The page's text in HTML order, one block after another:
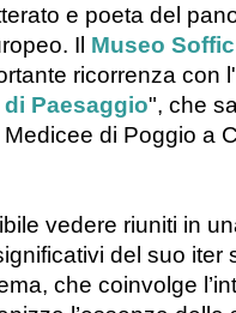
e poeta del
Il Museo
ricorrenza con
Paesaggio", che
di Poggio a
vedere riuniti in
del suo iter
che coinvolge